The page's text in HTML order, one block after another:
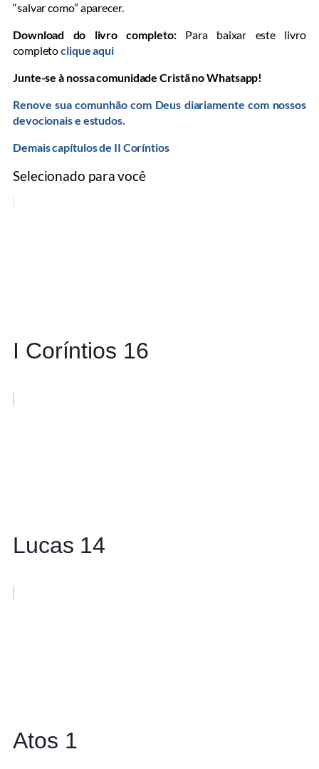
“salvar como” aparecer.
Download do livro completo: Para baixar este livro
completoclique aqui
Junte-se à nossa comunidade Cristã no Whatsapp!
Renove sua comunhão com Deus diariamente com nossos
devocionais e estudos.
Demais capítulos de II Coríntios
Selecionado para você
I Coríntios 16
Lucas 14
Atos 1